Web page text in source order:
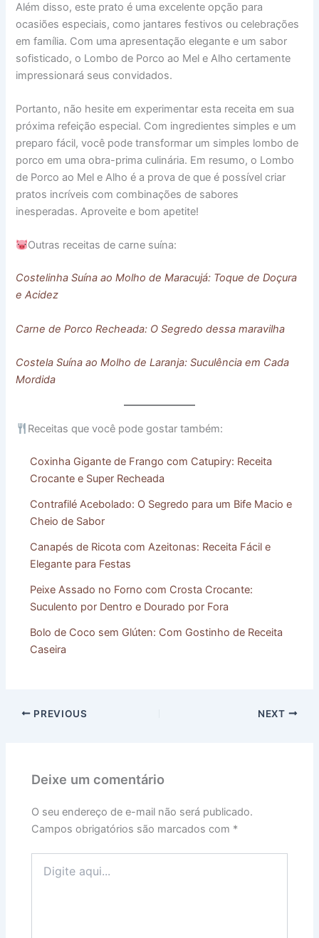
Além disso, este prato é uma excelente opção para
ocasiões especiais, como jantares festivos ou celebrações
em família. Com uma apresentação elegante e um sabor
sofisticado, o Lombo de Porco ao Mel e Alho certamente
impressionará seus convidados.
Portanto, não hesite em experimentar esta receita em sua
próxima refeição especial. Com ingredientes simples e um
preparo fácil, você pode transformar um simples lombo de
porco em uma obra-prima culinária. Em resumo, o Lombo
de Porco ao Mel e Alho é a prova de que é possível criar
pratos incríveis com combinações de sabores
inesperadas. Aproveite e bom apetite!
Outras receitas de carne suína:
Costelinha Suína ao Molho de Maracujá: Toque de Doçura
e Acidez
Carne de Porco Recheada: O Segredo dessa maravilha
Costela Suína ao Molho de Laranja: Suculência em Cada
Mordida
Receitas que você pode gostar também:
Coxinha Gigante de Frango com Catupiry: Receita
Crocante e Super Recheada
Contrafilé Acebolado: O Segredo para um Bife Macio e
Cheio de Sabor
Canapés de Ricota com Azeitonas: Receita Fácil e
Elegante para Festas
Peixe Assado no Forno com Crosta Crocante:
Suculento por Dentro e Dourado por Fora
Bolo de Coco sem Glúten: Com Gostinho de Receita
Caseira
PREVIOUS NEXT
Deixe um comentário
O seu endereço de e-mail não será publicado.
Campos obrigatórios são marcados com *
aqui...